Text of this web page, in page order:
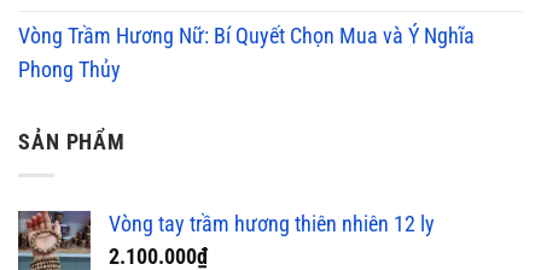
Vòng Trầm Hương Nữ: Bí Quyết Chọn Mua và Ý Nghĩa
Phong Thủy
SẢN PHẨM
Vòng tay trầm hương thiên nhiên 12 ly
2.100.000₫